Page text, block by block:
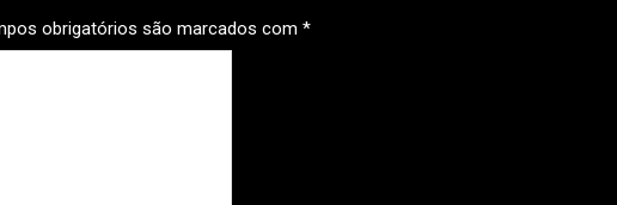
obrigatórios são marcados com *